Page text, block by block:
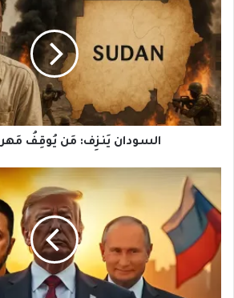
يَنزِف:
مَن
يُوقِفُ
مَهرجانَ
الدَمّ؟
السودان يَنزِف: مَن يُوقِفُ
حَربُ
أُوكرانيا
والمُقتَرَحُ
الاميركي
للتَسوِية